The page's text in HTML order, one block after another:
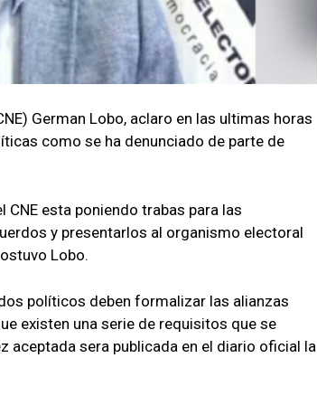
German Lobo, aclaro en las ultimas horas
como se ha denunciado de parte de
esta poniendo trabas para las
y presentarlos al organismo electoral
Lobo.
políticos deben formalizar las alianzas
existen una serie de requisitos que se
aceptada sera publicada en el diario oficial la